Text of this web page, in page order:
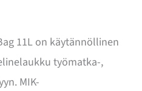
€.
11L on käytännöllinen
työmatka-,
MIK-